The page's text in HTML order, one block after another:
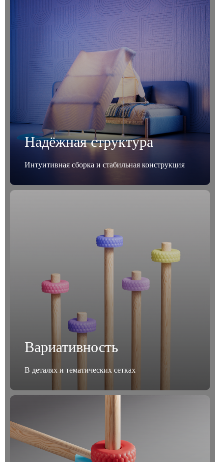
Надёжная структура
Интуитивная сборка и стабильная конструкция
Вариативность
В деталях и тематических сетках